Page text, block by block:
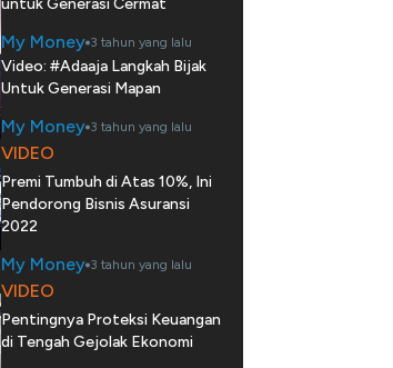
untuk Generasi Cermat
My Money 3 tahun yang lalu
Video: #Adaaja Langkah Bijak
Untuk Generasi Mapan
My Money 3 tahun yang lalu
VIDEO
Premi Tumbuh di Atas 10%, Ini
Pendorong Bisnis Asuransi
2022
My Money 3 tahun yang lalu
VIDEO
Pentingnya Proteksi Keuangan
di Tengah Gejolak Ekonomi